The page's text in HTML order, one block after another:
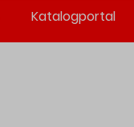
Katalogportal